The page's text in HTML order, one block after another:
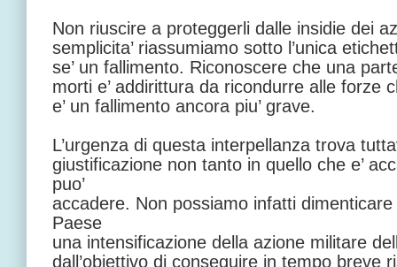
Non riuscire a proteggerli dalle insidie dei
semplicita’ riassumiamo sotto l’unica
se’ un fallimento. Riconoscere che una
morti e’ addirittura da ricondurre alle forze
e’ un fallimento ancora piu’ grave.
L’urgenza di questa interpellanza trova
giustificazione non tanto in quello che e’
puo’
accadere. Non possiamo infatti dimenticare
Paese
una intensificazione della azione militare
dall’obiettivo di conseguire in tempo breve